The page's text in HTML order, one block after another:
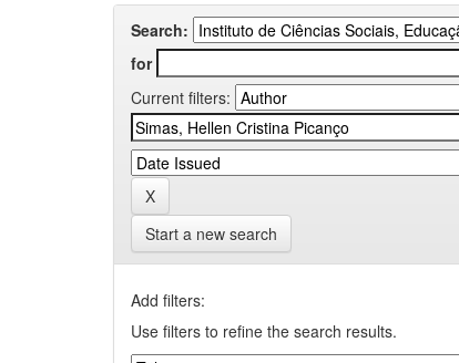
Search:
for
Current filters:
Start a new search
Add filters:
Use filters to refine the search results.